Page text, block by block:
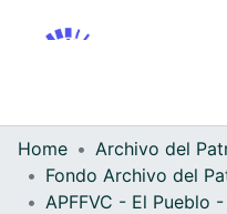
Home